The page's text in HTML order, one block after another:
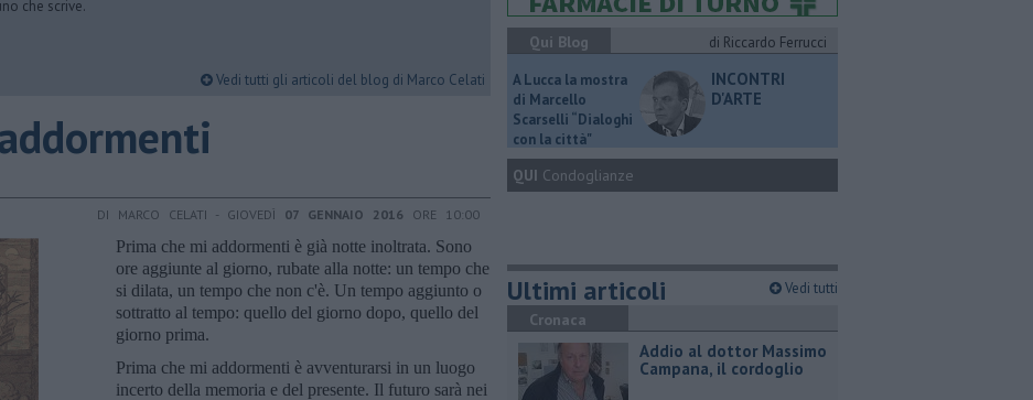
che scrive.
Vedi tutti gli articoli del blog di Marco Celati
DI MARCO CELATI - GIOVEDÌ 07 GENNAIO 2016 ORE 10:00
Prima che mi addormenti è già notte inoltrata. Sono
ore aggiunte al giorno, rubate alla notte: un tempo che
si dilata, un tempo che non c'è. Un tempo aggiunto o
sottratto al tempo: quello del giorno dopo, quello del
giorno prima.
Prima che mi addormenti è avventurarsi in un luogo
incerto della memoria e del presente. Il futuro sarà nei
Qui Blog
di Riccardo Ferrucci
A Lucca la mostra
di Marcello
Scarselli “Dialoghi
con la città"
INCONTRI
D'ARTE
QUI Condoglianze
Ultimi articoli Vedi tutti
Cronaca
Addio al dottor Massimo
Campana, il cordoglio